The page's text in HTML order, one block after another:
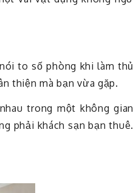
to số phòng khi làm thủ
thiện mà bạn vừa gặp.
trong một không gian
phải khách sạn bạn thuê.